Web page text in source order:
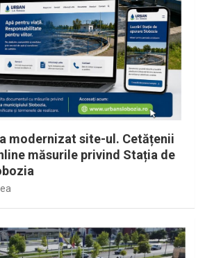
a modernizat site-ul. Cetățenii
măsurile privind Stația de